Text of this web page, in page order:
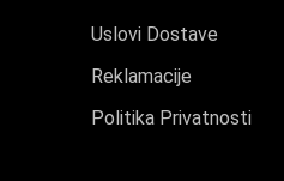
Uslovi Dostave
Reklamacije
Politika Privatnosti